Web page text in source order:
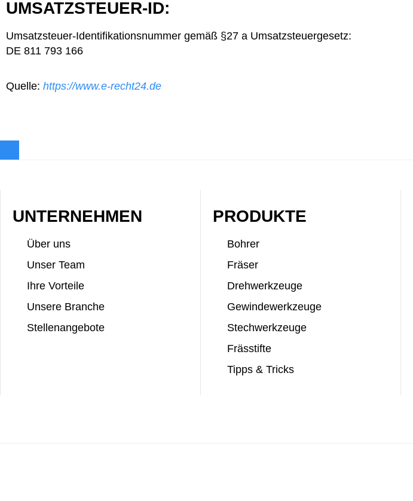
UMSATZSTEUER-ID:
Umsatzsteuer-Identifikationsnummer gemäß §27 a Umsatzsteuergesetz:
DE 811 793 166
Quelle: https://www.e-recht24.de
UNTERNEHMEN
Über uns
Unser Team
Ihre Vorteile
Unsere Branche
Stellenangebote
PRODUKTE
Bohrer
Fräser
Drehwerkzeuge
Gewindewerkzeuge
Stechwerkzeuge
Frässtifte
Tipps & Tricks